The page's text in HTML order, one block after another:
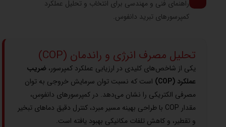
راهنمای فنی و مهندسی برای انتخاب و تحلیل عملکرد
کمپرسورهای تبرید دانفوس.
تحلیل مصرف انرژی و راندمان (COP)
یکی از شاخص‌های کلیدی در ارزیابی عملکرد کمپرسور، ضریب
عملکرد (COP)
است که نسبت توان سرمایش خروجی به توان
مصرفی الکتریکی را نشان می‌دهد. در کمپرسورهای دانفوس،
مقدار COP با طراحی بهینه مسیر مبرد، کنترل دقیق دماهای تبخیر
و تقطیر، و کاهش تلفات مکانیکی بهبود یافته است.